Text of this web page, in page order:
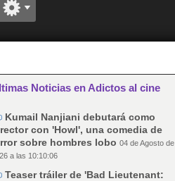
Noticias en Adictos al cine
Kumail Nanjiani debutará como
con 'Howl', una comedia de
sobre hombres lobo 04 de Agosto de
a las 10:10:06
Teaser tráiler de 'Bad Lieutenant: